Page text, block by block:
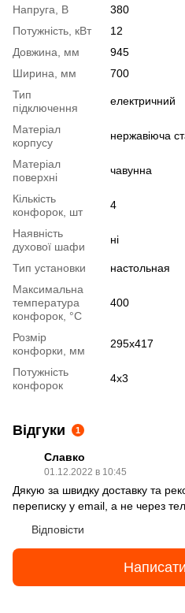
Напруга, В
380
Потужність, кВт
12
Довжина, мм
945
Ширина, мм
700
Тип
підключення
електричний
Матеріал
корпусу
нержавіюча
Матеріал
поверхні
чавунна
Кількість
конфорок, шт
4
Наявність
духової шафи
ні
Тип установки
настольная
Максимальна
температура
конфорок, °С
400
Розмір
конфорки, мм
295х417
Потужність
конфорок
4х3
Відгуки 1
Славко
01.12.2022 в 10:45
Дякую за швидку доставку та
переписку у email, а не через
Відповісти